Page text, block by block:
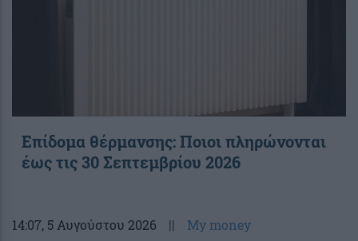
Επίδομα θέρμανσης: Ποιοι πληρώνονται
έως τις 30 Σεπτεμβρίου 2026
14:07, 5 Αυγούστου 2026 || My money